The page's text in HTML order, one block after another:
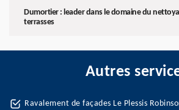
Dumortier : leader dans le domaine du
terrasses
Autres
Ravalement de façades Le Plessis